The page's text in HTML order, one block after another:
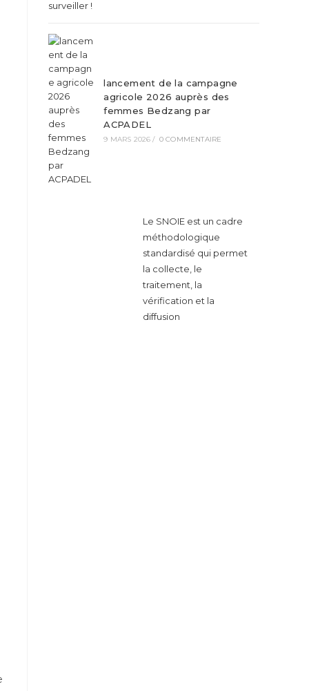
lancement de la campagne
agricole 2026 auprès des
femmes Bedzang par
ACPADEL
9 MARS 2026 / 0 COMMENTAIRE
Le SNOIE est un cadre
méthodologique
standardisé qui permet
la collecte, le
traitement, la
vérification et la
diffusion